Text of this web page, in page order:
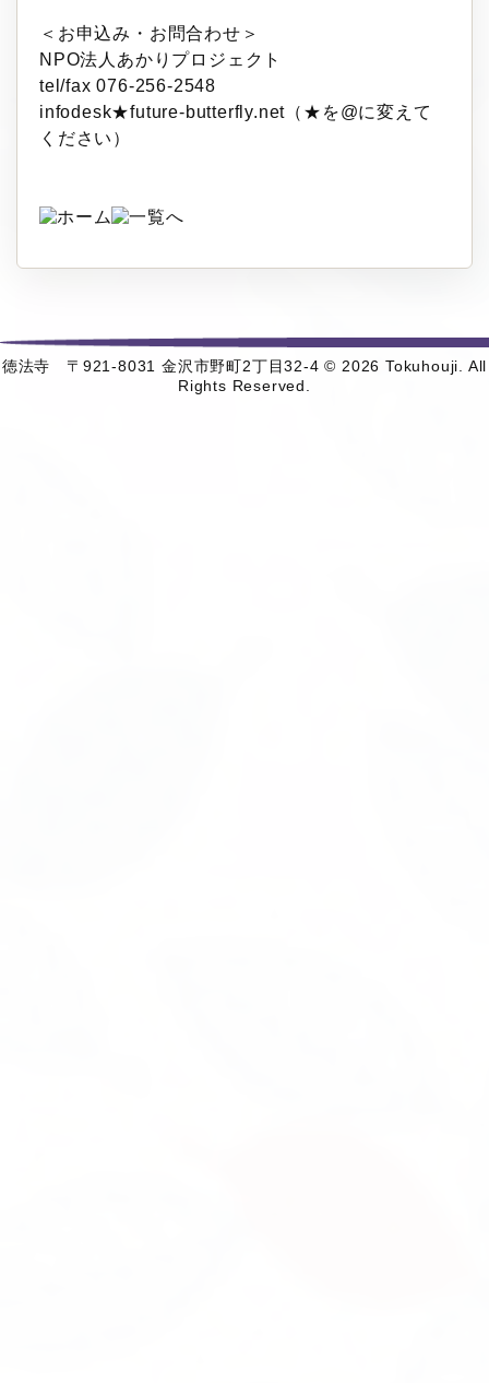
＜お申込み・お問合わせ＞
NPO法人あかりプロジェクト
tel/fax 076-256-2548
infodesk★future-butterfly.net（★を@に変えて
ください）
徳法寺 〒921-8031 金沢市野町2丁目32-4 © 2026 Tokuhouji. All
Rights Reserved.